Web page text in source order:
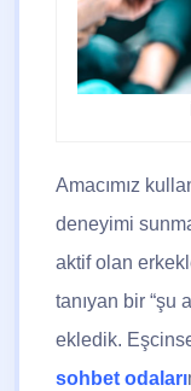
Amacımız
deneyimi
aktif olan
tanıyan bir “şu
ekledik.
sohbet odaları